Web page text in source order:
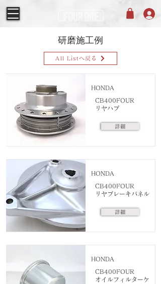
研磨施工例
All Listへ戻る
HONDA
CB400FOUR
リヤハブ
詳細
HONDA
CB400FOUR
リヤブレーキパネル
詳細
HONDA
CB400FOUR
オイルフィルターケ